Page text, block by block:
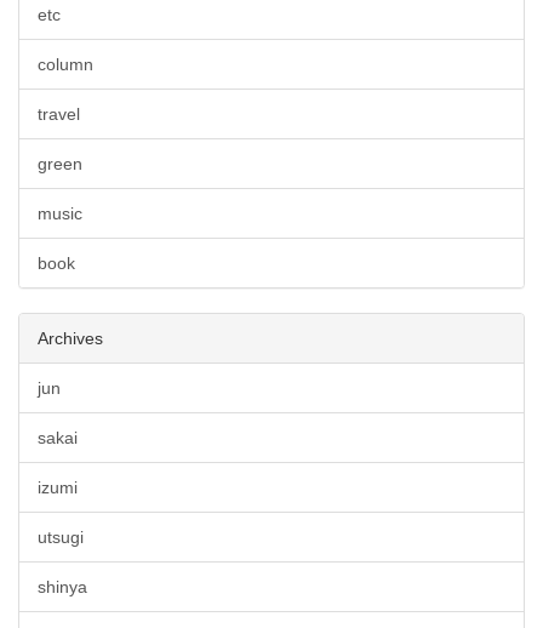
etc
column
travel
green
music
book
Archives
jun
sakai
izumi
utsugi
shinya